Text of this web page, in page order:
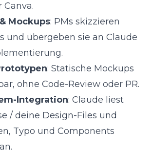
Canva.
Mockups: PMs skizzieren
und übergeben sie an Claude
: Statische Mockups
ohne Code-Review oder PR.
Integration: Claude liest
/ deine Design-Files und
Typo und Components